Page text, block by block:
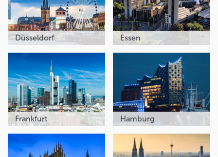
Düsseldorf Essen
Frankfurt Hamburg